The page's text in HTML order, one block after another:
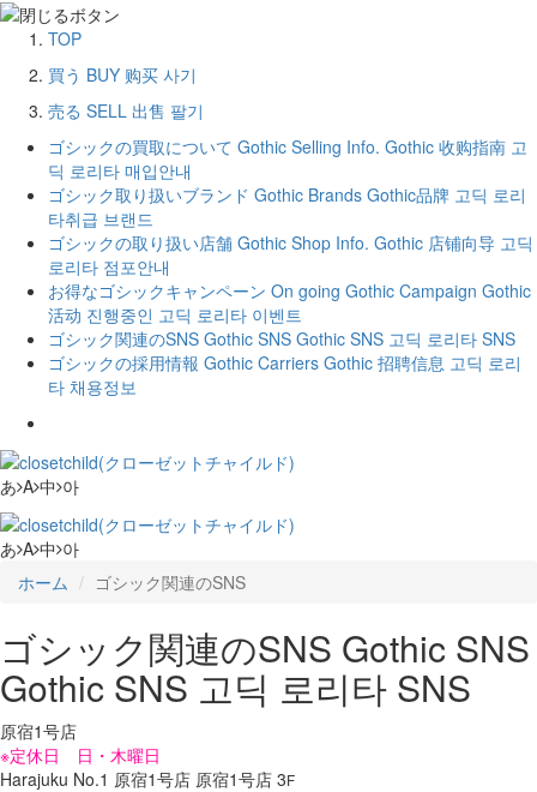
TOP
買う BUY 购买 사기
売る SELL 出售 팔기
ゴシックの買取について Gothic Selling Info. Gothic 收购指南 고
딕 로리타 매입안내
ゴシック取り扱いブランド Gothic Brands Gothic品牌 고딕 로리
타취급 브랜드
ゴシックの取り扱い店舗 Gothic Shop Info. Gothic 店铺向导 고딕
로리타 점포안내
お得なゴシックキャンペーン On going Gothic Campaign Gothic
活动 진행중인 고딕 로리타 이벤트
ゴシック関連のSNS Gothic SNS Gothic SNS 고딕 로리타 SNS
ゴシックの採用情報 Gothic Carriers Gothic 招聘信息 고딕 로리
타 채용정보
あ A 中 아
あ A 中 아
ホーム
ゴシック関連のSNS
ゴシック関連のSNS Gothic SNS
Gothic SNS 고딕 로리타 SNS
原宿1号店
※定休日 日・木曜日
Harajuku No.1 原宿1号店 原宿1号店 3F